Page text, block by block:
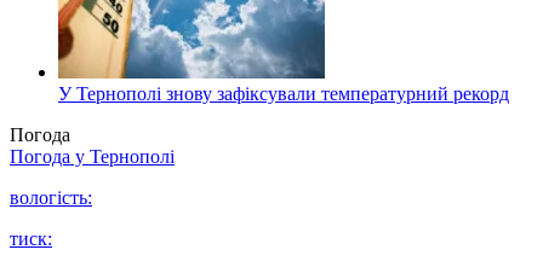
У Тернополі знову зафіксували температурний рекорд
Погода
Погода у Тернополі
вологість:
тиск: